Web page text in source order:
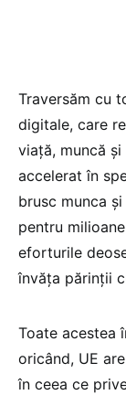
Traversăm cu
digitale, care
viață, muncă
accelerat în
brusc munca
pentru
eforturile
învăța părinții
Toate acestea
oricând, UE
în ceea ce